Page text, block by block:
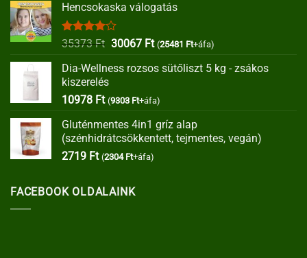
Hencsokaska válogatás
Értékelés:
35373Ft Original
was:
30067 FtCurrent
is:
(25481 Ft+áfa)
Dia-Wellness rozsos sütőliszt 5 kg - zsákos
kiszerelés
10978 Ft (9303 Ft+áfa)
Gluténmentes 4in1 gríz alap
(szénhidrátcsökkentett, tejmentes, vegán)
2719 Ft (2304 Ft+áfa)
FACEBOOK OLDALAINK